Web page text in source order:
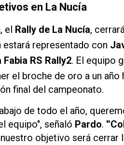
en La Nucía
el Rally de La Nucía,
representado con
Fabia RS Rally2. El equipo
el broche de oro a un
final del campeonato.
de todo el año,
equipo", señaló Pardo. "'
objetivo será cerrar